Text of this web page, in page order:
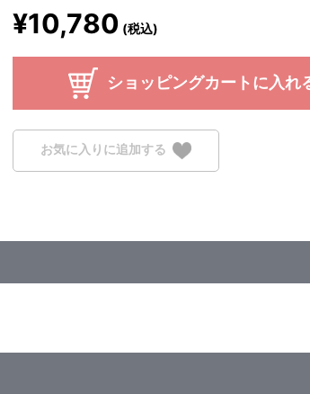
¥10,780 (税込)
ショッピングカートに入れ
お気に入りに追加する